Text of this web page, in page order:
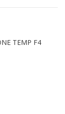
TEMP F4